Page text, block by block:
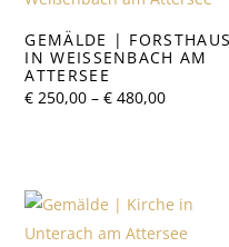
GEMÄLDE | FORSTHAUS
IN WEISSENBACH AM A
TTERSEE
€ 250,00 –€ 480,00